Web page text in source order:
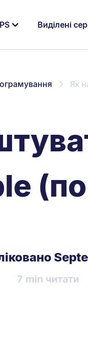
Виділені
Як
7 min читати